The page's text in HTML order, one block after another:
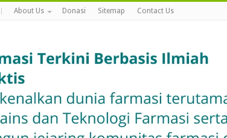
About Us Donasi Sitemap Contact Us